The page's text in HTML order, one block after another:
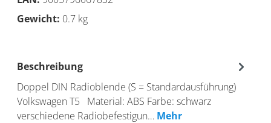
Gewicht: 0.7 kg
Beschreibung
Doppel DIN Radioblende (S = Standardausführung)
Volkswagen T5 Material: ABS Farbe: schwarz
verschiedene Radiobefestigun… Mehr